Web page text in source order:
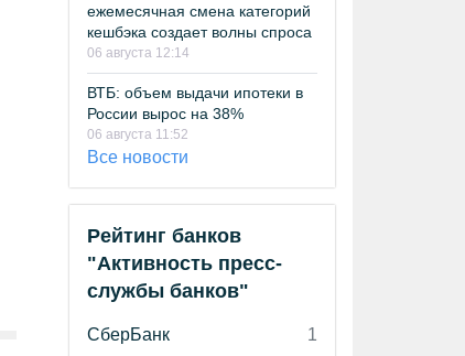
ежемесячная смена категорий
кешбэка создает волны спроса
06 августа 12:14
ВТБ: объем выдачи ипотеки в
России вырос на 38%
06 августа 11:52
Все новости
Рейтинг банков
"Активность пресс-
службы банков"
СберБанк
1